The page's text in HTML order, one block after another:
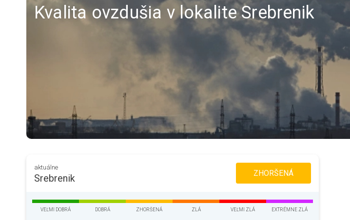
Kvalita ovzdušia v lokalite Srebrenik
aktuálne
Srebrenik ZHORŠENÁ
VEĽMI DOBRÁ DOBRÁ ZHORŠENÁ ZLÁ VEĽMI ZLÁ EXTRÉMNE ZLÁ